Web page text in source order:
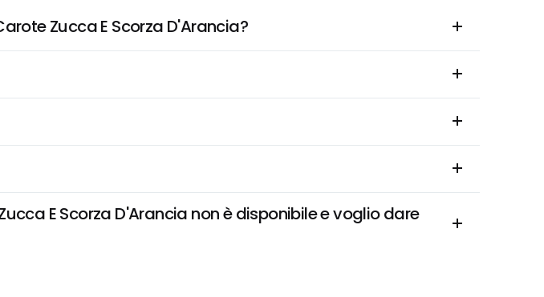
Zucca E Scorza D'Arancia?
E Scorza D'Arancia non è disponibile e voglio dare